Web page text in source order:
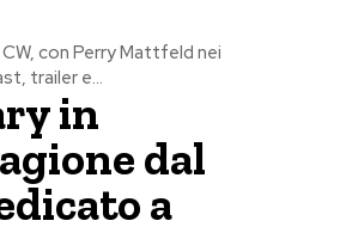
con Perry Mattfeld nei
trailer e...
in
dal
a